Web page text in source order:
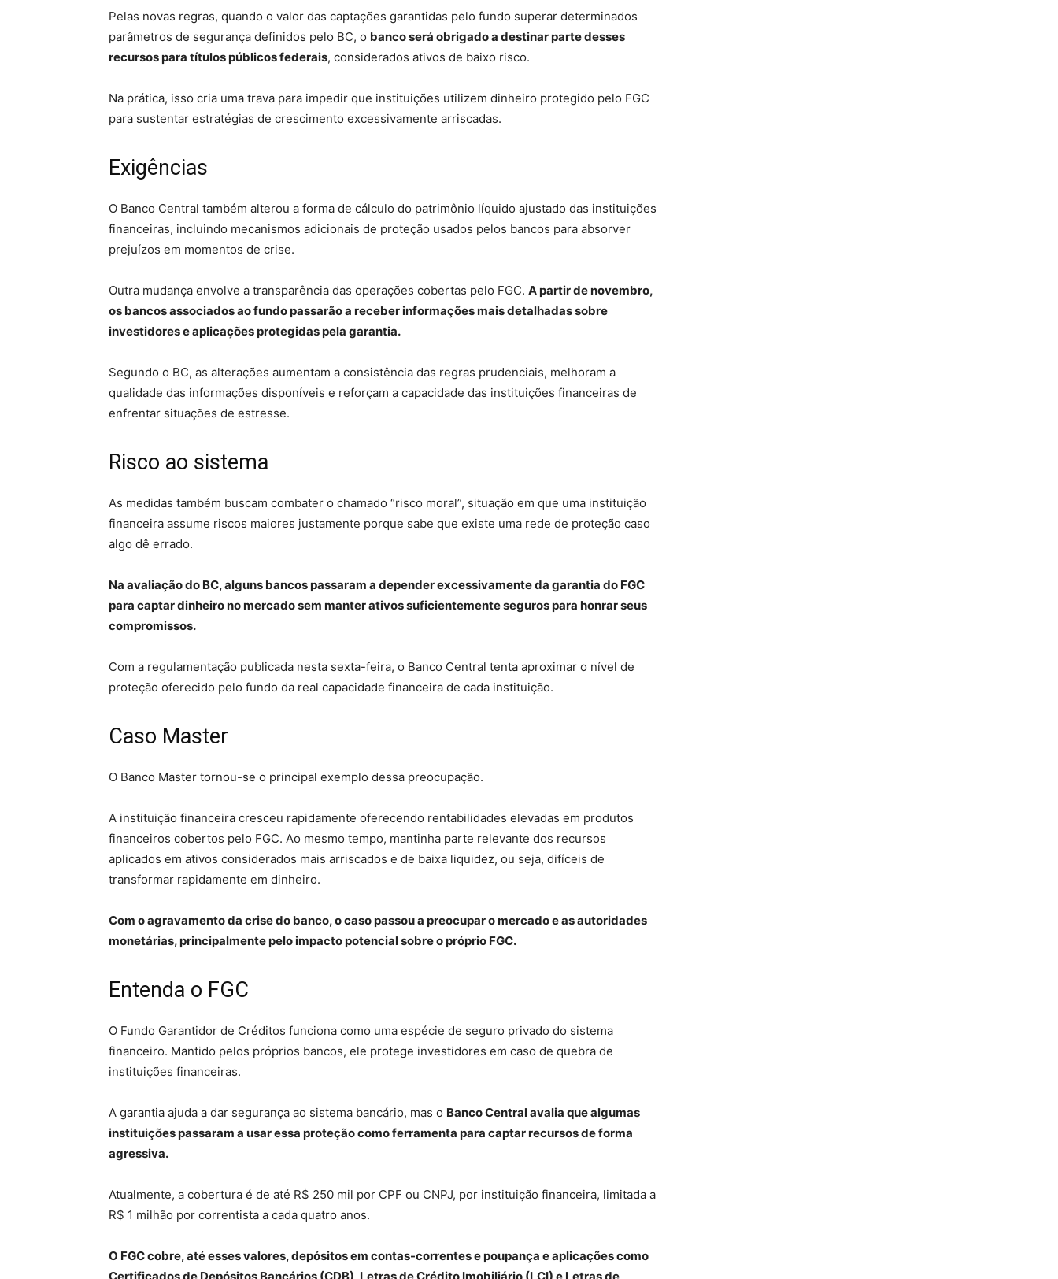
Pelas novas regras, quando o valor das captações garantidas pelo fundo superar determinados
parâmetros de segurança definidos pelo BC, o banco será obrigado a destinar parte desses
recursos para títulos públicos federais, considerados ativos de baixo risco.
Na prática, isso cria uma trava para impedir que instituições utilizem dinheiro protegido pelo FGC
para sustentar estratégias de crescimento excessivamente arriscadas.
Exigências
O Banco Central também alterou a forma de cálculo do patrimônio líquido ajustado das instituições
financeiras, incluindo mecanismos adicionais de proteção usados pelos bancos para absorver
prejuízos em momentos de crise.
Outra mudança envolve a transparência das operações cobertas pelo FGC. A partir de novembro,
os bancos associados ao fundo passarão a receber informações mais detalhadas sobre
investidores e aplicações protegidas pela garantia.
Segundo o BC, as alterações aumentam a consistência das regras prudenciais, melhoram a
qualidade das informações disponíveis e reforçam a capacidade das instituições financeiras de
enfrentar situações de estresse.
Risco ao sistema
As medidas também buscam combater o chamado “risco moral”, situação em que uma instituição
financeira assume riscos maiores justamente porque sabe que existe uma rede de proteção caso
algo dê errado.
Na avaliação do BC, alguns bancos passaram a depender excessivamente da garantia do FGC
para captar dinheiro no mercado sem manter ativos suficientemente seguros para honrar seus
compromissos.
Com a regulamentação publicada nesta sexta-feira, o Banco Central tenta aproximar o nível de
proteção oferecido pelo fundo da real capacidade financeira de cada instituição.
Caso Master
O Banco Master tornou-se o principal exemplo dessa preocupação.
A instituição financeira cresceu rapidamente oferecendo rentabilidades elevadas em produtos
financeiros cobertos pelo FGC. Ao mesmo tempo, mantinha parte relevante dos recursos
aplicados em ativos considerados mais arriscados e de baixa liquidez, ou seja, difíceis de
transformar rapidamente em dinheiro.
Com o agravamento da crise do banco, o caso passou a preocupar o mercado e as autoridades
monetárias, principalmente pelo impacto potencial sobre o próprio FGC.
Entenda o FGC
O Fundo Garantidor de Créditos funciona como uma espécie de seguro privado do sistema
financeiro. Mantido pelos próprios bancos, ele protege investidores em caso de quebra de
instituições financeiras.
A garantia ajuda a dar segurança ao sistema bancário, mas o Banco Central avalia que algumas
instituições passaram a usar essa proteção como ferramenta para captar recursos de forma
agressiva.
Atualmente, a cobertura é de até R$ 250 mil por CPF ou CNPJ, por instituição financeira, limitada a
R$ 1 milhão por correntista a cada quatro anos.
O FGC cobre, até esses valores, depósitos em contas-correntes e poupança e aplicações como